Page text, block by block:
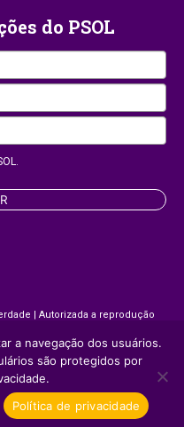
do PSOL
| Autorizada a reprodução
a fonte.
Appmobi
a navegação dos usuários.
são protegidos por
Política de privacidade